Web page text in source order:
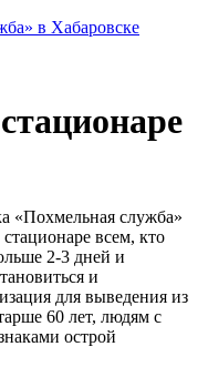
в Хабаровске
«Похмельная служба»
всем, кто
2-3 дней и
и
для выведения из
60 лет, людям с
острой